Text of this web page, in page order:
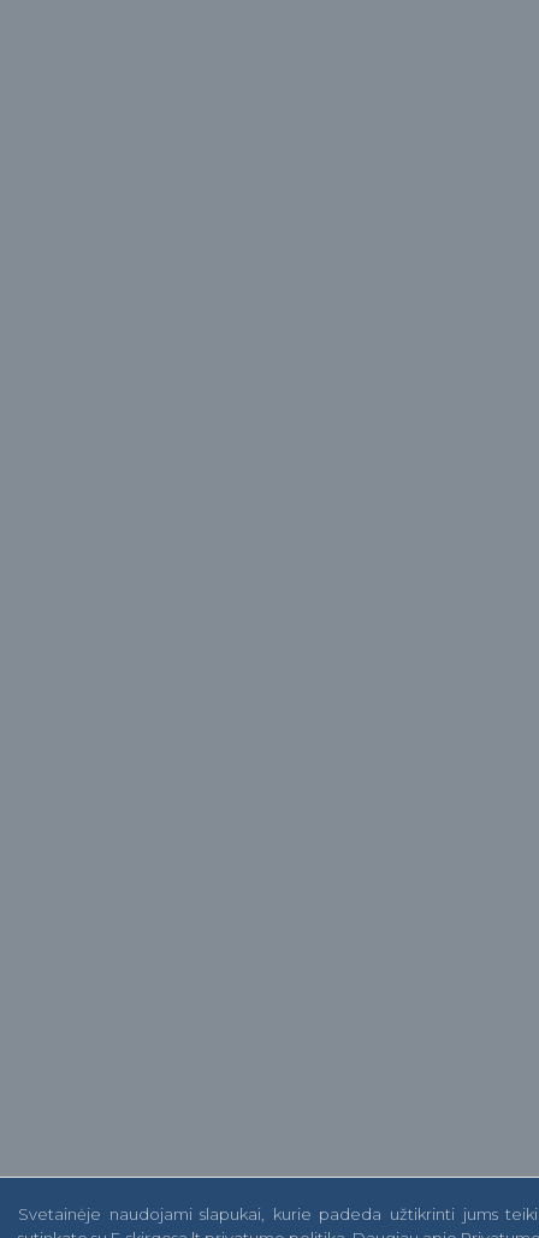
Svetainėje naudojami slapukai, kurie padeda užtikrinti jums